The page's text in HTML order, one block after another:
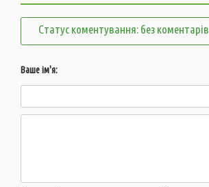
Статус коментування: без коментарів
Ваше ім'я: